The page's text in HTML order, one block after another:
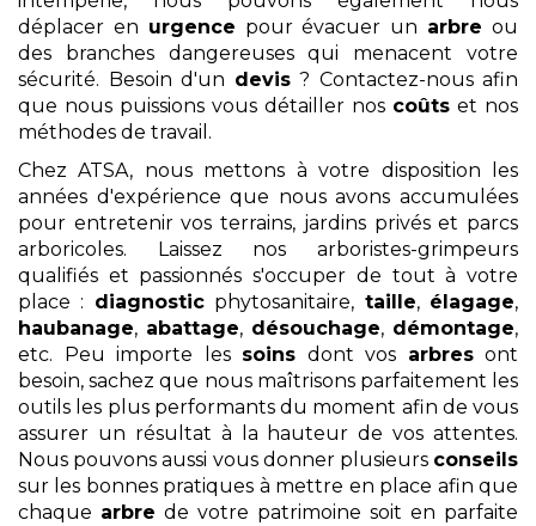
déplacer en urgence pour évacuer un arbre ou
des branches dangereuses qui menacent votre
sécurité. Besoin d'un devis? Contactez-nous afin
que nous puissions vous détailler nos coûts et nos
méthodes de travail.
Chez ATSA, nous mettons à votre disposition les
années d'expérience que nous avons accumulées
pour entretenir vos terrains, jardins privés et parcs
arboricoles. Laissez nos arboristes-grimpeurs
qualifiés et passionnés s'occuper de tout à votre
place : diagnosticphytosanitaire, taille, élagage,
haubanage, abattage, désouchage, démontage,
etc. Peu importe les soins dont vos arbresont
besoin, sachez que nous maîtrisons parfaitement les
outils les plus performants du moment afin de vous
assurer un résultat à la hauteur de vos attentes.
Nous pouvons aussi vous donner plusieurs conseils
sur les bonnes pratiques à mettre en place afin que
chaque arbre de votre patrimoine soit en parfaite